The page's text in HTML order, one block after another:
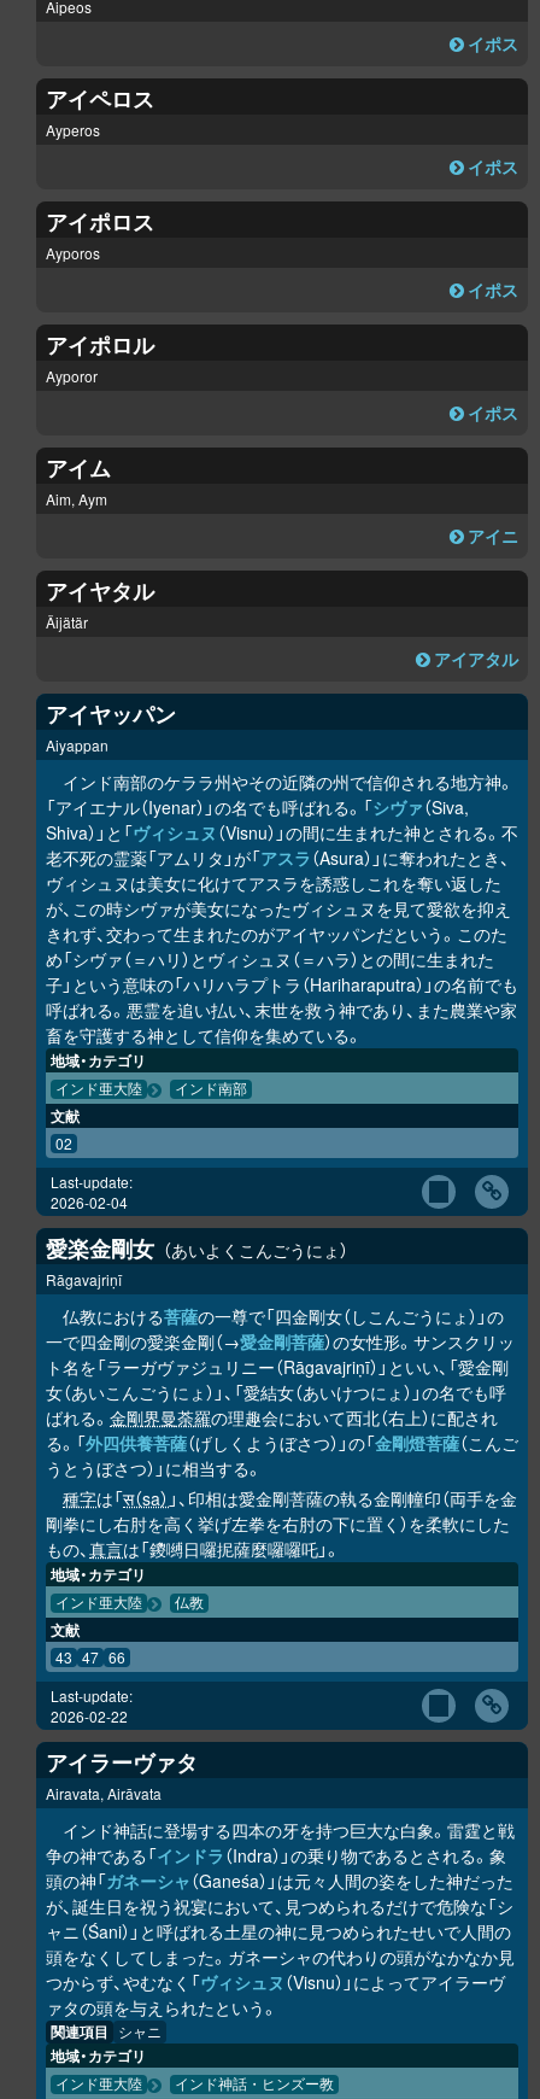
Aipeos
イポス
アイペロス
Ayperos
イポス
アイポロス
Ayporos
イポス
アイポロル
Ayporor
イポス
アイム
Aim, Aym
アイニ
アイヤタル
Äijätär
アイアタル
アイヤッパン
Aiyappan
インド南部のケララ州やその近隣の州で信仰される地方神。
「アイエナル（Iyenar）」の名でも呼ばれる。「シヴァ（Siva,
Shiva）」と「ヴィシュヌ （Visnu）」の間に生まれた神とされる。不
老不死の霊薬「アムリタ」が「アスラ （Asura）」に奪われたとき、
ヴィシュヌは美女に化けてアスラを誘惑しこれを奪い返した
が、この時シヴァが美女になったヴィシュヌを見て愛欲を抑え
きれず、交わって生まれたのがアイヤッパンだという。このた
め「シヴァ（＝ハリ）とヴィシュヌ（＝ハラ）との間に生まれた
子」という意味の「ハリハラプトラ（Hariharaputra）」の名前でも
呼ばれる。悪霊を追い払い、末世を救う神であり、また農業や家
畜を守護する神として信仰を集めている。
地域・カテゴリ
インド亜大陸 インド南部
文献
02
Last-update:
2026-02-04
愛楽金剛女 あいよくこんごうにょ
Rāgavajriṇī
仏教における菩薩の一尊で「四金剛女（しこんごうにょ）」の
一で四金剛の愛楽金剛（→愛金剛菩薩）の女性形。サンスクリッ
ト名を「ラーガヴァジュリニー（Rāgavajriṇī）」といい、「愛金剛
女（あいこんごうにょ）」、「愛結女（あいけつにょ）」の名でも呼
ばれる。 金剛界曼荼羅の理趣会において西北（右上）に配され
る。「外四供養菩薩（げしくようぼさつ）」の「金剛燈菩薩（こんご
うとうぼさつ）」に相当する。
種字は「स（sa） 」、印相は愛金剛菩薩の執る金剛幢印（両手を金
剛拳にし右肘を高く挙げ左拳を右肘の下に置く）を柔軟にした
もの、真言は「鑁嚩日囉抳薩麼囉囉吒」。
地域・カテゴリ
インド亜大陸 仏教
文献
43 47 66
Last-update:
2026-02-22
アイラーヴァタ
Airavata, Airāvata
インド神話に登場する四本の牙を持つ巨大な白象。雷霆と戦
争の神である「インドラ （Indra）」の乗り物であるとされる。象
頭の神「ガネーシャ（Ganeśa）」は元々人間の姿をした神だった
が、誕生日を祝う祝宴において、見つめられるだけで危険な「シ
ャニ（Śani）」と呼ばれる土星の神に見つめられたせいで人間の
頭をなくしてしまった。ガネーシャの代わりの頭がなかなか見
つからず、やむなく「ヴィシュヌ （Visnu）」によってアイラーヴ
ァタの頭を与えられたという。
関連項目 シャニ
地域・カテゴリ
インド亜大陸 インド神話・ヒンズー教